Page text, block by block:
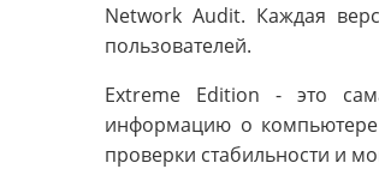
Network Audit. Каждая
пользователей.
Extreme Edition - это
информацию о
проверки стабильности и